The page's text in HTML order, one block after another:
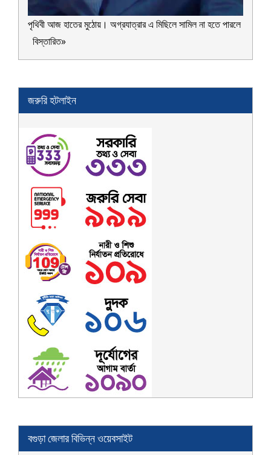
পৃথিবী আজ হাতের মুঠোয়। অগ্রযাত্রার এ মিছিলে সামিল না হতে পারলে
বিস্তারিত»
জরুরি হটলাইন
বগুড়া জেলার বিভিন্ন ওয়েবসাইট